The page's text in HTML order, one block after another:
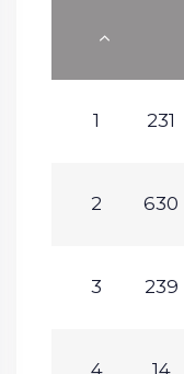
1 231
2 630
3 239
4 14